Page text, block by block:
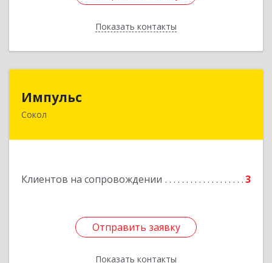
Показать контакты
Назад
Импульс
Сокол
Клиентов на сопровождении 3
Отправить заявку
Показать контакты
Отправить заявку
Назад